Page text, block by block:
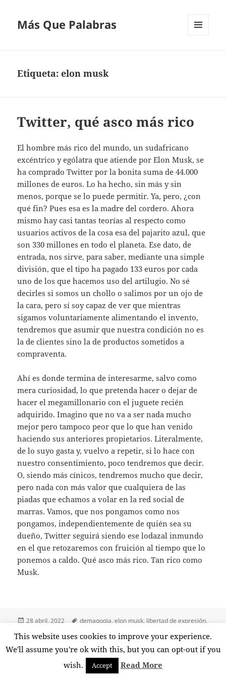
Más Que Palabras
Etiqueta:elon musk
Twitter, qué asco más rico
El hombre más rico del mundo, un sudafricano
excéntrico y ególatra que atiende por Elon Musk, se
ha comprado Twitter por la bonita suma de 44.000
millones de euros. Lo ha hecho, sin más y sin
menos, porque se lo puede permitir. Ya, pero, ¿con
qué fin? Pues esa es la madre del cordero. Ahora
mismo hay casi tantas teorías al respecto como
usuarios activos de la cosa esa del pajarito azul, que
son 330 millones en todo el planeta. Ese dato, de
entrada, nos sirve, para saber, mediante una simple
división, que el tipo ha pagado 133 euros por cada
uno de los que hacemos uso del artilugio. No sé
decirles si somos un chollo o salimos por un ojo de
la cara, pero sí soy capaz de ver que mientras
sigamos voluntariamente alimentando el invento,
tendremos que asumir que nuestra condición no es
la de clientes sino la de productos sometidos a
compraventa.
Ahí es donde termina de interesarme, salvo como
mera curiosidad, lo que pretenda hacer o dejar de
hacer el megamillonario con el juguete recién
adquirido. Imagino que no va a ser nada mucho
mejor pero tampoco peor que lo que han venido
haciendo sus anteriores propietarios. Literalmente,
de lo suyo gasta y, vuelvo a repetir, si lo hace con
nuestro consentimiento, poco tendremos que decir.
O, siendo más cínicos, tendremos mucho que decir,
pero nada con más valor que cualquiera de las
piadas que echamos a volar en la red social de
marras. Vamos, que nos pongamos como nos
pongamos, independientemente de quién sea su
dueño, Twitter seguirá siendo ese lodazal inmundo
en el que retozaremos con fruición al tiempo que lo
ponemos a caldo. Qué asco más rico. Tan rico como
Musk.
Publicado
28 abril, 2022 Etiquetas
demagogia,elon musk, libertad de expresión,
1 comentarioen Twitter, qué asco más rico
Funciona gracias a WordPress
This website uses cookies to improve your experience.
We'll assume you're ok with this, but you can opt-out if you
wish.
Accept Read More